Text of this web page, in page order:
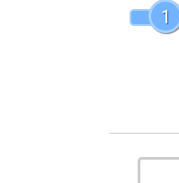
1